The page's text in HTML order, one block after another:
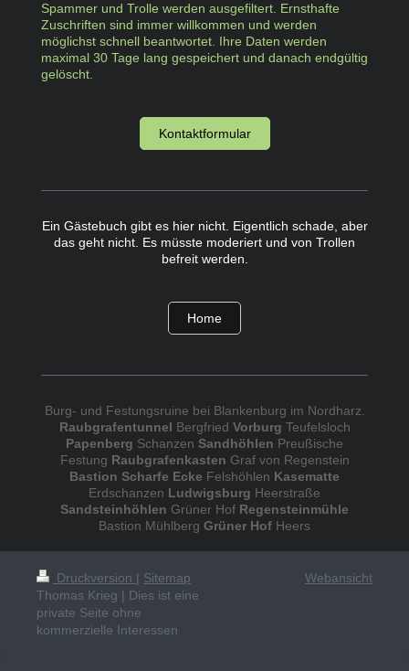
Spammer und Trolle werden ausgefiltert. Ernsthafte
Zuschriften sind immer willkommen und werden
möglichst schnell beantwortet. Ihre Daten werden
maximal 30 Tage lang gespeichert und danach endgültig
gelöscht.
Kontaktformular
Ein Gästebuch gibt es hier nicht. Eigentlich schade, aber
das geht nicht. Es müsste moderiert und von Trollen
befreit werden.
Home
Burg- und Festungsruine bei Blankenburg im Nordharz.
Raubgrafentunnel Bergfried Vorburg Teufelsloch
Papenberg Schanzen Sandhöhlen Preußische
Festung Raubgrafenkasten Graf von Regenstein
Bastion Scharfe Ecke Felshöhlen Kasematte
Erdschanzen Ludwigsburg Heerstraße
Sandsteinhöhlen Grüner Hof Regensteinmühle
Bastion Mühlberg Grüner Hof Heers
Druckversion | Sitemap
Thomas Krieg | Dies ist eine
private Seite ohne
kommerzielle Interessen
Webansicht